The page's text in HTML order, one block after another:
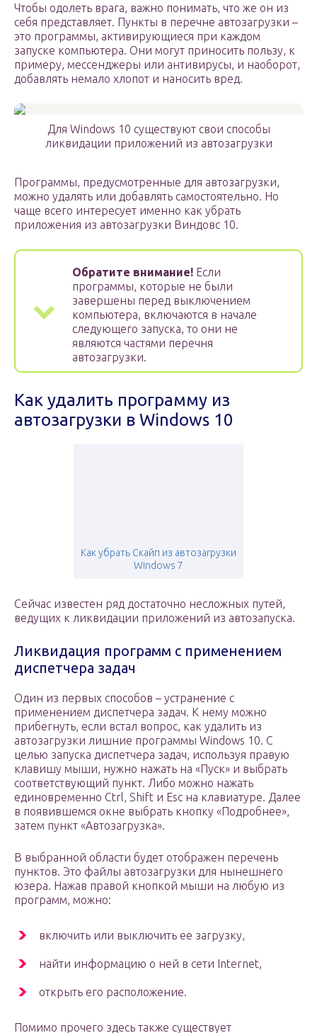
Чтобы одолеть врага, важно понимать, что же он из
себя представляет. Пункты в перечне автозагрузки –
это программы, активирующиеся при каждом
запуске компьютера. Они могут приносить пользу, к
примеру, мессенджеры или антивирусы, и наоборот,
добавлять немало хлопот и наносить вред.
Для Windows 10 существуют свои способы
ликвидации приложений из автозагрузки
Программы, предусмотренные для автозагрузки,
можно удалять или добавлять самостоятельно. Но
чаще всего интересует именно как убрать
приложения из автозагрузки Виндовс 10.
Обратите внимание! Если
программы, которые не были
завершены перед выключением
компьютера, включаются в начале
следующего запуска, то они не
являются частями перечня
автозагрузки.
Как удалить программу из
автозагрузки в Windows 10
Как убрать Скайп из автозагрузки
Windows 7
Сейчас известен ряд достаточно несложных путей,
ведущих к ликвидации приложений из автозапуска.
Ликвидация программ с применением
диспетчера задач
Один из первых способов – устранение с
применением диспетчера задач. К нему можно
прибегнуть, если встал вопрос, как удалить из
автозагрузки лишние программы Windows 10. С
целью запуска диспетчера задач, используя правую
клавишу мыши, нужно нажать на «Пуск» и выбрать
соответствующий пункт. Либо можно нажать
единовременно Ctrl, Shift и Esc на клавиатуре. Далее
в появившемся окне выбрать кнопку «Подробнее»,
затем пункт «Автозагрузка».
В выбранной области будет отображен перечень
пунктов. Это файлы автозагрузки для нынешнего
юзера. Нажав правой кнопкой мыши на любую из
программ, можно:
включить или выключить ее загрузку,
найти информацию о ней в сети Internet,
открыть его расположение.
Помимо прочего здесь также существует